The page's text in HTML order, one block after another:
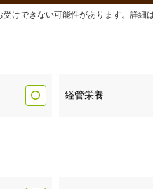
けできない可能性があります。詳細
経管栄養